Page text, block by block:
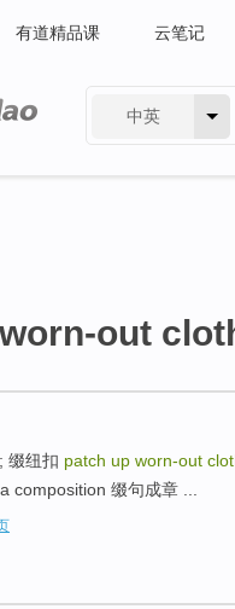
有道精品课 云笔记
中英
out
缀纽扣 patch up worn-out
composition 缀句成章 ...